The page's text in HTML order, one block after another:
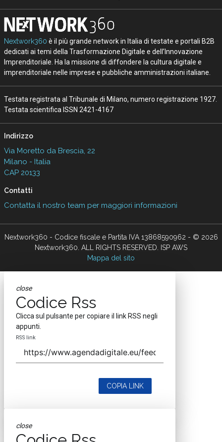
Nextwork360 è il più grande network in Italia di testate e portali B2B
dedicati ai temi della Trasformazione Digitale e dell’Innovazione
Imprenditoriale. Ha la missione di diffondere la cultura digitale e
imprenditoriale nelle imprese e pubbliche amministrazioni italiane.
Testata registrata al Tribunale di Milano, numero registrazione 1927.
Testata scientifica ISSN 2421-4167
Indirizzo
Via Moretto da Brescia, 22
Milano - Italia
CAP 20133
Contatti
Contatta il nostro team per maggiori informazioni
Nextwork360 - Codice fiscale e Partita IVA 13868590962 - © 2026
Nextwork360. ALL RIGHTS RESERVED. ISP AWS
Mappa del sito
close
Codice Rss
Clicca sul pulsante per copiare il link RSS negli
appunti.
RSS link
COPIA LINK
close